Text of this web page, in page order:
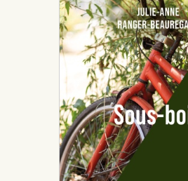
ACCUEIL
CATALOGUE
AUTEURICES
DROITS / RIGHTS
À PROPOS